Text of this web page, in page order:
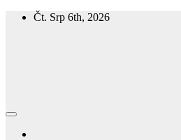
Skip
Čt. Srp 6th, 2026